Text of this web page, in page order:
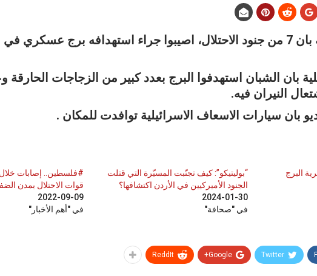
افادت مصادر عبرية بان 7 من جنود الاحتلال، اصيبوا جراء استهدافه برج
بان الشبان استهدفوا البرج بعدد كبير من الزجاجات
النيران فيه.
بان سيارات الاسعاف الاسرائيلية توافدت للمكان .
البرج
“بوليتيكو”: كيف تجنّبت المسيّرة التي قتلت
الجنود الأميركيين في الأردن اكتشافها؟
2024-01-30
في "صحافة"
#فلسطين.. إصابات
قوات الاحتلال بمدن
2022-09-09
في "أهم الأخبار"
Twitter
Google+
ReddIt